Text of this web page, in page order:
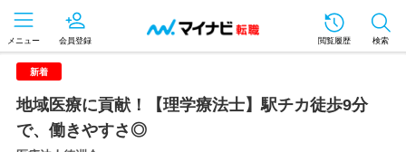
メニュー 会員登録 閲覧履歴 検索
新着
地域医療に貢献！【理学療法士】駅チカ徒歩9分
で、働きやすさ◎